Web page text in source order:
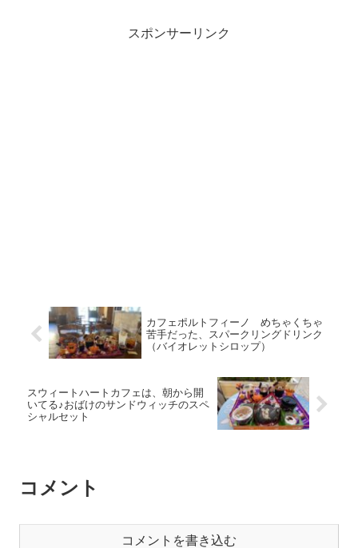
スポンサーリンク
カフェポルトフィーノ めちゃくちゃ
苦手だった、スパークリングドリンク
（バイオレットシロップ）
スウィートハートカフェは、朝から開
いてる♪おばけのサンドウィッチのスペ
シャルセット
コメント
コメントを書き込む